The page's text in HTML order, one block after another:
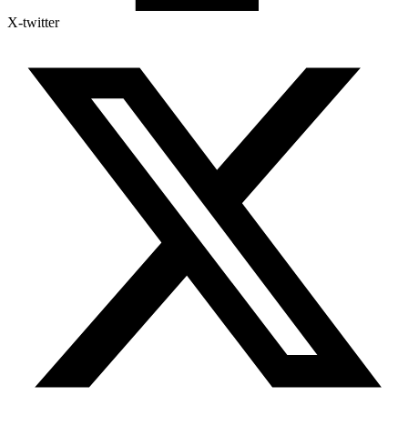
X-twitter